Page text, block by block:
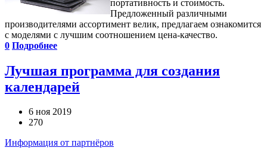
портативность и стоимость.
Предложенный различными
производителями ассортимент велик, предлагаем ознакомится
с моделями с лучшим соотношением цена-качество.
0 Подробнее
Лучшая программа для создания
календарей
6 ноя 2019
270
Информация от партнёров